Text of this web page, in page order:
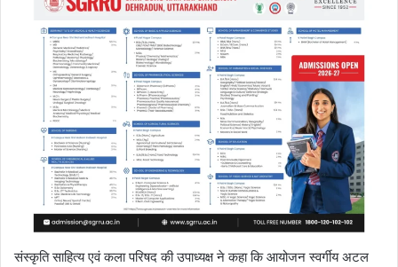
संस्कृति साहित्य एवं कला परिषद की उपाध्यक्ष ने कहा कि आयोजन स्वर्गीय अटल